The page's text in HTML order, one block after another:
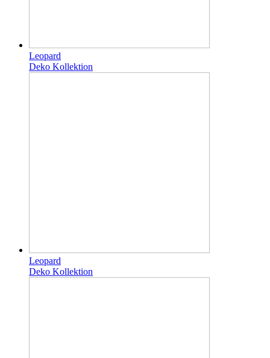
Leopard
Deko Kollektion
Leopard
Deko Kollektion